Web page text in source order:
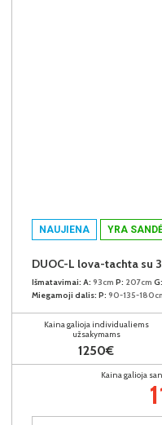
NAUJIENA YRA
DUOC-L lova-tachta su
Išmatavimai: A: 93cm P: 207cm G:
Miegamoji dalis: P: 90-135-
Kaina galioja individualiems
užsakymams
1250€
Kaina galioja